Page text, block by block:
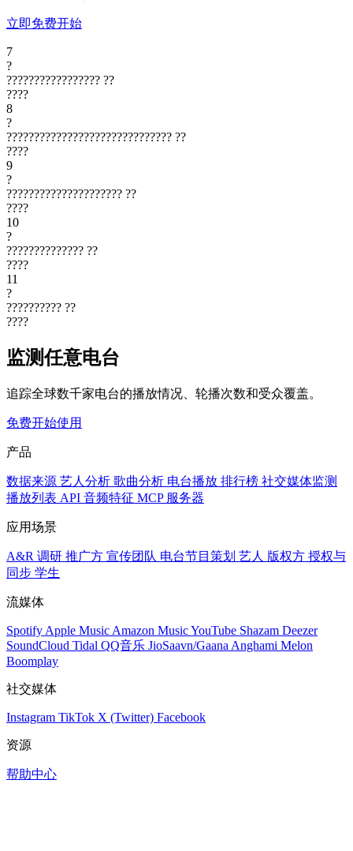
立即免费开始
7
?
????????????????? ??
????
8
?
?????????????????????????????? ??
????
9
?
????????????????????? ??
????
10
?
?????????????? ??
????
11
?
?????????? ??
????
监测任意电台
追踪全球数千家电台的播放情况、轮播次数和受众覆盖。
免费开始使用
产品
数据来源 艺人分析 歌曲分析 电台播放 排行榜 社交媒体监测
播放列表 API 音频特征 MCP 服务器
应用场景
A&R 调研 推广方 宣传团队 电台节目策划 艺人 版权方 授权与
同步 学生
流媒体
Spotify Apple Music Amazon MusicYouTube Shazam Deezer
SoundCloud Tidal QQ音乐 JioSaavn/Gaana Anghami Melon
Boomplay
社交媒体
Instagram TikTok X (Twitter) Facebook
资源
帮助中心